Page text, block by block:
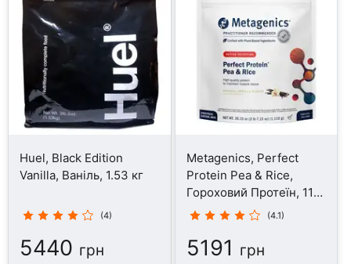
Huel, Black Edition
Vanilla, Ваніль, 1.53 кг
(4)
5440 грн
Metagenics, Perfect
Protein Pea & Rice,
Гороховий Протеїн, 1110
г
(4.1)
5191 грн